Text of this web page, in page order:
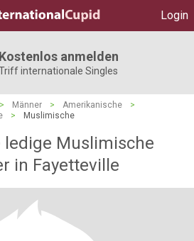
Login
Kostenlos anmelden
internationale Singles
> Männer > Amerikanische
>
> Muslimische
ledige Muslimische
in Fayetteville